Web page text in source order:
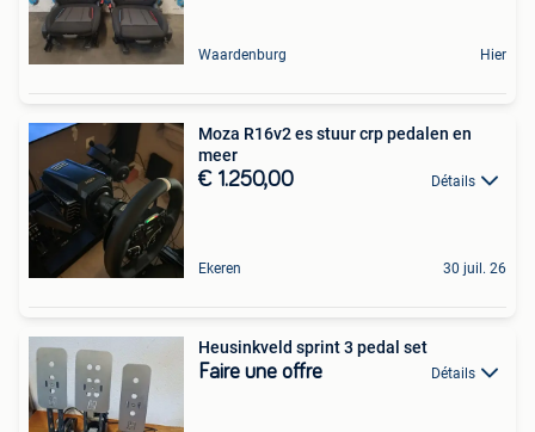
Waardenburg Hier
Moza R16v2 es stuur crp pedalen en
meer
€ 1.250,00 Détails
Ekeren 30 juil. 26
Heusinkveld sprint 3 pedal set
Faire une offre Détails